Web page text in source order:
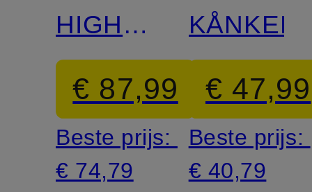
HIGH
COAST
€ 87,99
Beste prijs:
€ 74,79
KÅNKEN
€ 47,99
Beste prijs:
€ 40,79